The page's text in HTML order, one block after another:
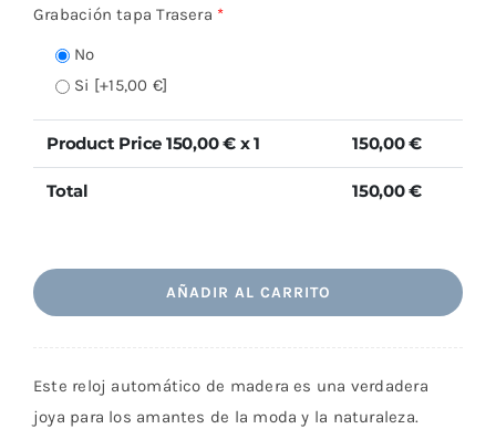
Grabación tapa Trasera *
No
Si [+15,00 €]
Product Price 150,00€ x 1 150,00€
Total 150,00€
cantidadAÑADIR AL CARRITO
Este reloj automático de madera es una verdadera
joya para los amantes de la moda y la naturaleza.